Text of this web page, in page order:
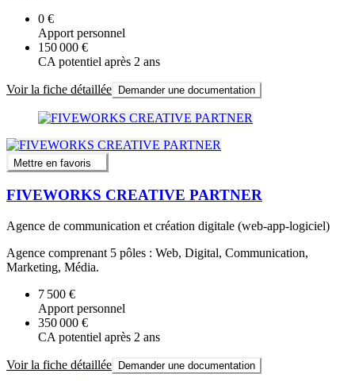
0 €
Apport personnel
150 000 €
CA potentiel après 2 ans
Voir la fiche détaillée Demander une documentation
Mettre en favoris
FIVEWORKS CREATIVE PARTNER
Agence de communication et création digitale (web-app-logiciel)
Agence comprenant 5 pôles : Web, Digital, Communication,
Marketing, Média.
7 500 €
Apport personnel
350 000 €
CA potentiel après 2 ans
Voir la fiche détaillée Demander une documentation